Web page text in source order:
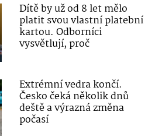
Dítě by už od 8 let mělo
platit svou vlastní platební
kartou. Odborníci
vysvětlují, proč
Extrémní vedra končí.
Česko čeká několik dnů
deště a výrazná změna
počasí